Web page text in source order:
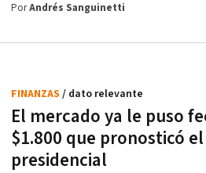
PorAndrés Sanguinetti
El mercado ya le puso
$1.800 que pronosticó
presidencial
FINANZAS / dato relevante